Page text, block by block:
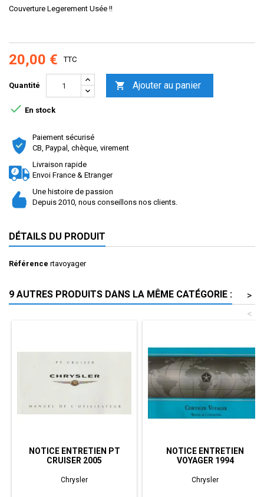
Couverture Legerement Usée !!
20,00 € TTC
Quantité  Ajouter au panier
 En stock
Paiement sécurisé
CB, Paypal, chèque, virement
Livraison rapide
Envoi France & Etranger
Une histoire de passion
Depuis 2010, nous conseillons nos clients.
DÉTAILS DU PRODUIT
Référence rtavoyager
9 AUTRES PRODUITS DANS LA MÊME CATÉGORIE :
>
<
NOTICE ENTRETIEN PT
CRUISER 2005
Chrysler
NOTICE ENTRETIEN
VOYAGER 1994
Chrysler